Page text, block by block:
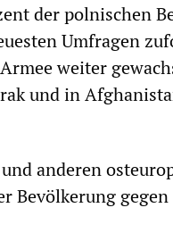
der polnischen
Umfragen
weiter
und in
anderen
Bevölkerung gegen